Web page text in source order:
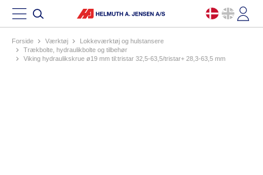
Forside værktøj
lokkeværktøj og hulstansere
trækbolte, hydraulikbolte og tilbehør
viking hydraulikskrue ø19 mm til:tristar 32,5-63,5/tristar+ 28,3-63,5 mm